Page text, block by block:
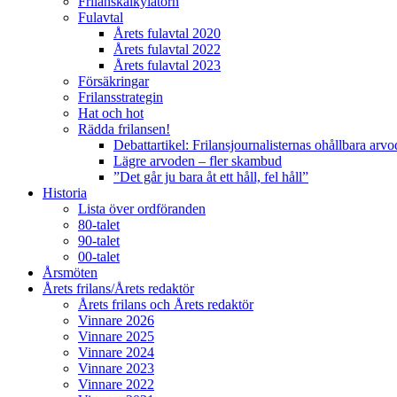
Fulavtal
Årets fulavtal 2020
Årets fulavtal 2022
Årets fulavtal 2023
Försäkringar
Frilansstrategin
Hat och hot
Rädda frilansen!
Debattartikel: Frilansjournalisternas ohållbara
Lägre arvoden – fler skambud
”Det går ju bara åt ett håll, fel håll”
Historia
Lista över ordföranden
80-talet
90-talet
00-talet
Årsmöten
Årets frilans/Årets redaktör
Årets frilans och Årets redaktör
Vinnare 2026
Vinnare 2025
Vinnare 2024
Vinnare 2023
Vinnare 2022